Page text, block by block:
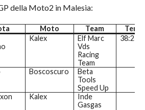
della Moto2 in Malesia:
Moto Team
Kalex
Elf Marc
Vds
Racing
Team
Boscoscuro
Beta
Tools
Speed Up
Kalex
Inde
Gasgas